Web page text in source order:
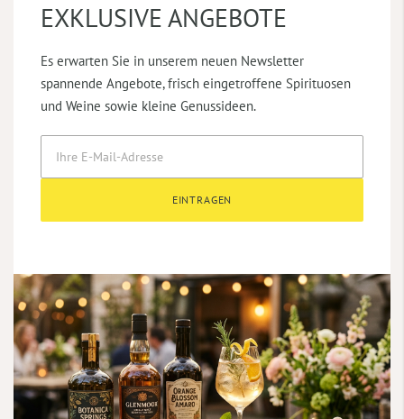
EXKLUSIVE ANGEBOTE
Es erwarten Sie in unserem neuen Newsletter
spannende Angebote, frisch eingetroffene Spirituosen
und Weine sowie kleine Genussideen.
EINTRAGEN